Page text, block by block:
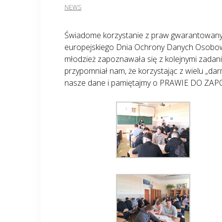
NEWS
Świadome korzystanie z praw
europejskiego Dnia Ochrony Danych
młodzież zapoznawała się z kolejnymi
przypomniał nam, że korzystając z wielu
nasze dane i pamiętajmy o PRAWIE DO